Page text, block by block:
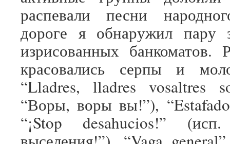
распевали песни
дороге я обнаружил пару
изрисованных
красовались серпы и
“Lladres, lladres vosaltres
“Воры, воры вы!”),
“¡Stop desahucios!” (исп.